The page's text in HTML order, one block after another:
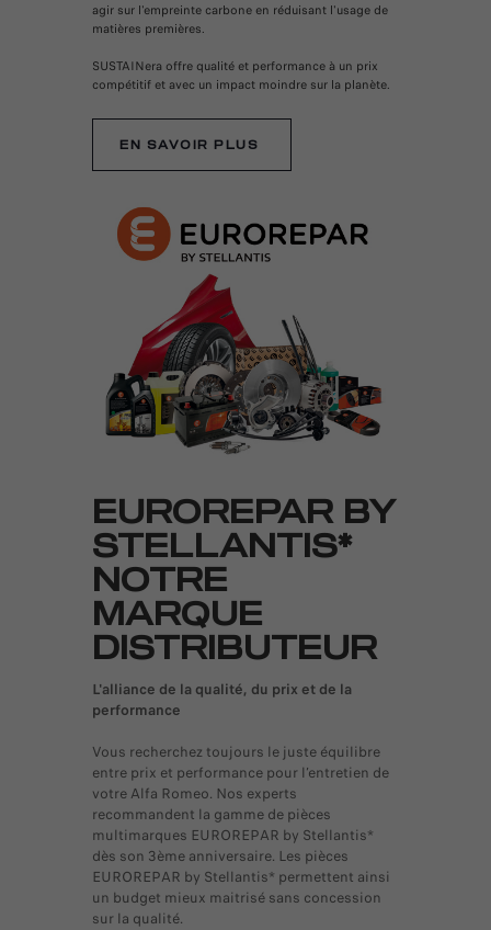
agir sur l'empreinte carbone en réduisant l'usage de
matières premières.
SUSTAINera offre qualité et performance à un prix
compétitif et avec un impact moindre sur la planète.
EN SAVOIR PLUS
EUROREPAR BY
STELLANTIS*
NOTRE
MARQUE
DISTRIBUTEUR
L'alliance de la qualité, du prix et de la
performance
Vous recherchez toujours le juste équilibre
entre prix et performance pour l’entretien de
votre Alfa Romeo. Nos experts
recommandent la gamme de pièces
multimarques EUROREPAR by Stellantis*
dès son 3ème anniversaire. Les pièces
EUROREPAR by Stellantis* permettent ainsi
un budget mieux maitrisé sans concession
sur la qualité.